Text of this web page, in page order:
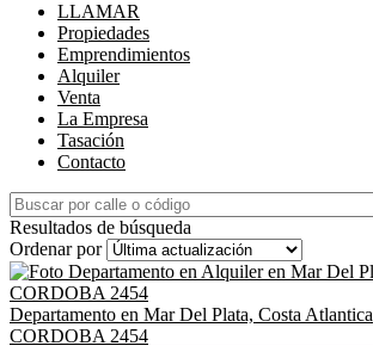
LLAMAR
Propiedades
Emprendimientos
Alquiler
Venta
La Empresa
Tasación
Contacto
Resultados de búsqueda
Ordenar por
Departamento en Mar Del Plata, Costa Atlantica
CORDOBA 2454